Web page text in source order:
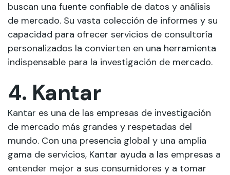
buscan una fuente confiable de datos y análisis
de mercado. Su vasta colección de informes y su
capacidad para ofrecer servicios de consultoría
personalizados la convierten en una herramienta
indispensable para la investigación de mercado.
4. Kantar
Kantar es una de las empresas de investigación
de mercado más grandes y respetadas del
mundo. Con una presencia global y una amplia
gama de servicios, Kantar ayuda a las empresas a
entender mejor a sus consumidores y a tomar